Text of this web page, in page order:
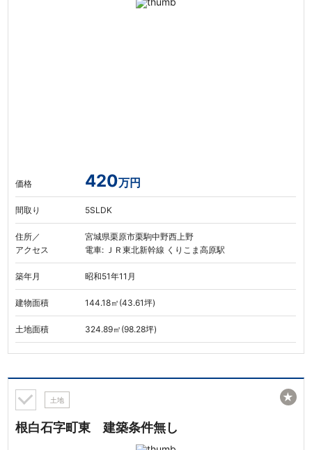
価格 420万円
間取り 5SLDK
住所／
アクセス
宮城県栗原市栗駒中野西上野
電車: ＪＲ東北新幹線 くりこま高原駅
築年月 昭和51年11月
建物面積 144.18㎡(43.61坪)
土地面積 324.89㎡(98.28坪)
土地
根白石字町東 建築条件無し
★